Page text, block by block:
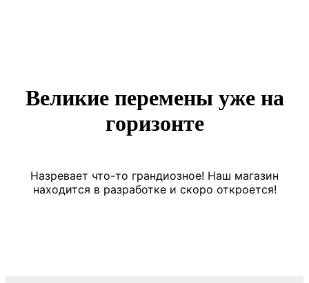
Великие перемены уже на
горизонте
Назревает что-то грандиозное! Наш магазин
находится в разработке и скоро откроется!